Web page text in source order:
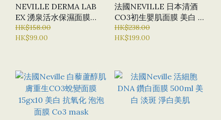
NEVILLE DERMA LAB
EX 湧泉活水保濕面膜
H2O BOMB 補濕面膜
MASK(1盒5塊)
HK$158.00
HK$99.00
法國NEVILLE 日本清酒
CO3初生嬰肌面膜 美白 抗
氧化 加強去黃收毛孔
HK$238.00
HK$199.00